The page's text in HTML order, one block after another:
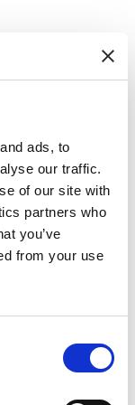
ads, to
our traffic.
of our site with
partners who
you’ve
from your use
M
ITGLIED W
ERD
EN